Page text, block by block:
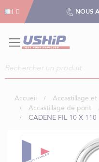
NOUS
Accueil
Accastillage
Accastillage de pont
CADENE FIL 10 X 110
Skip
the
Gestion des cookies
Gestion des cookies